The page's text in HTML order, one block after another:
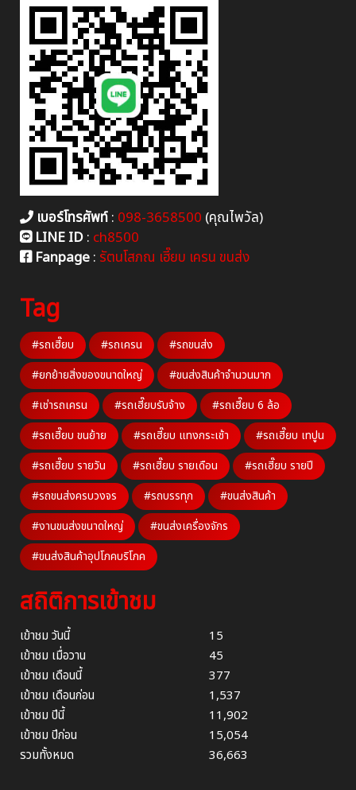
เบอร์โทรศัพท์: 098-3658500 (คุณไพวัล)
LINE ID: ch8500
Fanpage: รัตนโสภณ เฮี๊ยบ เครน ขนส่ง
Tag
#รถเฮี๊ยบ #รถเครน
#รถขนส่ง
#ยกย้ายสิ่งของขนาดใหญ่
#ขนส่งสินค้าจำนวนมาก
#เช่ารถเครน
#รถเฮี๊ยบรับจ้าง
#รถเฮี๊ยบ 6 ล้อ
#รถเฮี๊ยบ ขนย้าย
#รถเฮี๊ยบ แทงกระเช้า
#รถเฮี๊ยบ เทปูน
#รถเฮี๊ยบ รายวัน
#รถเฮี๊ยบ รายเดือน
#รถเฮี๊ยบ รายปี
#รถขนส่งครบวงจร
#รถบรรทุก
#ขนส่งสินค้า
#งานขนส่งขนาดใหญ่
#ขนส่งเครื่องจักร
#ขนส่งสินค้าอุปโภคบริโภค
สถิติการเข้าชม
เข้าชม วันนี้
15
เข้าชม เมื่อวาน
45
เข้าชม เดือนนี้
377
เข้าชม เดือนก่อน
1,537
เข้าชม ปีนี้
11,902
เข้าชม ปีก่อน
15,054
รวมทั้งหมด
36,663